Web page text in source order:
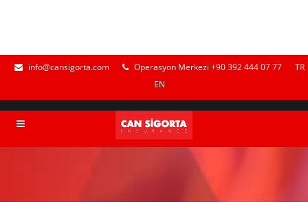
info@cansigorta.com Operasyon Merkezi +90 392 444 07 77
TR
EN